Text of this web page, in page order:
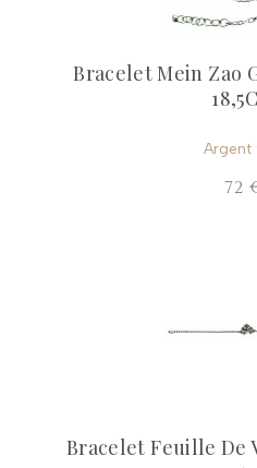
Bracelet Mein Zao
Argent
72
Bracelet Feuille De